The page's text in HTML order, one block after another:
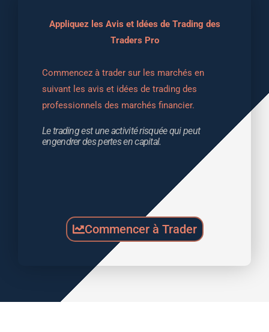
Appliquez les Avis et Idées de Trading des
Traders Pro
Commencez à trader sur les marchés en
suivant les avis et idées de trading des
professionnels des marchés financier.
Le trading est une activité risquée qui peut
engendrer des pertes en capital.
Commencer à Trader